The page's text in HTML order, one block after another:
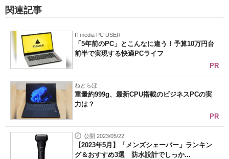
関連記事
ITmedia PC USER
「5年前のPC」とこんなに違う！予算10万円台
前半で実現する快適PCライフ
PR
ねとらぼ
重量約999g、最新CPU搭載のビジネスPCの実
力は？
PR
公開 2023/05/22
【2023年5月】「メンズシェーバー」ランキン
グ＆おすすめ3選 防水設計でしっか...